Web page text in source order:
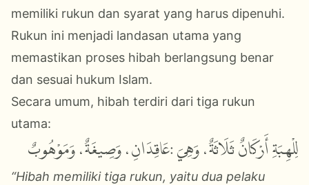
memiliki rukun dan syarat yang harus dipenuhi.
Rukun ini menjadi landasan utama yang
memastikan proses hibah berlangsung benar
dan sesuai hukum Islam.
Secara umum, hibah terdiri dari tiga rukun
utama:
لِلْهِبَةِ أَرْكَانٌ ثَلَاثَةٌ، وَهِيَ:عَاقِدَانِ، وَصِيغَةٌ، وَمَوْهُوبٌ
“Hibah memiliki tiga rukun, yaitu dua pelaku